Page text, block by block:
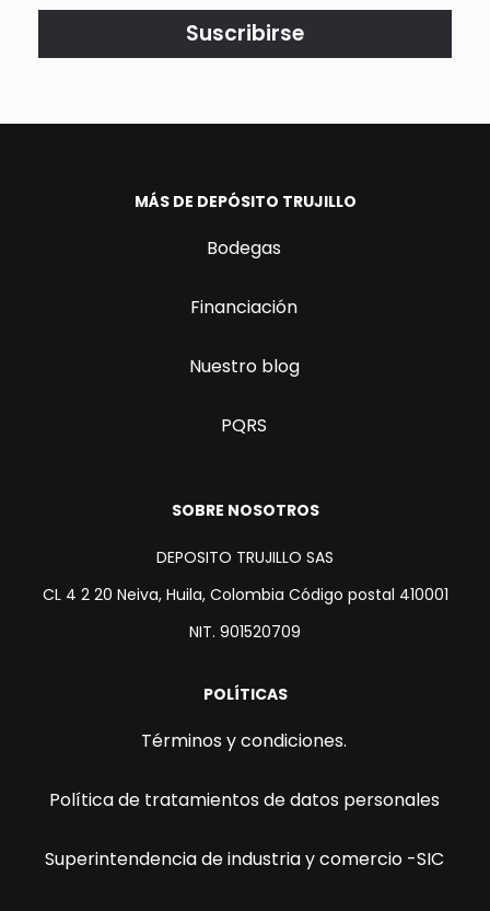
actualizado.
Suscribirse
MÁS DE DEPÓSITO TRUJILLO
Bodegas
Financiación
Nuestro blog
PQRS
SOBRE NOSOTROS
DEPOSITO TRUJILLO SAS
CL 4 2 20 Neiva, Huila, Colombia Código postal 410001
NIT. 901520709
POLÍTICAS
Términos y condiciones.
Política de tratamientos de datos personales
Superintendencia de industria y comercio -SIC